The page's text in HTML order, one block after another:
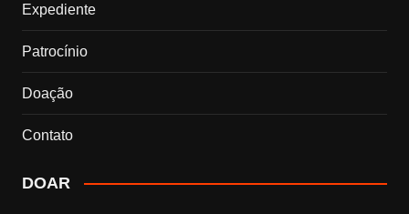
Expediente
Patrocínio
Doação
Contato
DOAR